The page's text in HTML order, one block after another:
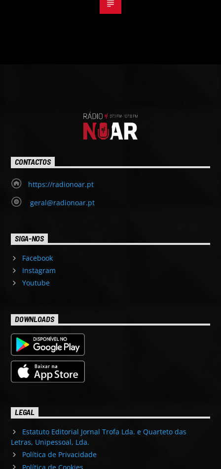
CONTACTOS
https://radionoar.pt
geral@radionoar.pt
SIGA-NOS
Facebook
Instagram
Youtube
DOWNLOADS
LEGAL
Estatuto Editorial Jornal Trofa Lda. e Quarteto das
Letras, Unipessoal, Lda.
Política de Privacidade
Política de Cookies